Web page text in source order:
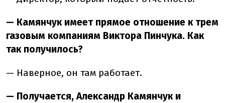
— Камянчук имеет прямое отношение к трем
газовым компаниям Виктора Пинчука. Как
так получилось?
— Наверное, он там работает.
— Получается, Александр Камянчук и